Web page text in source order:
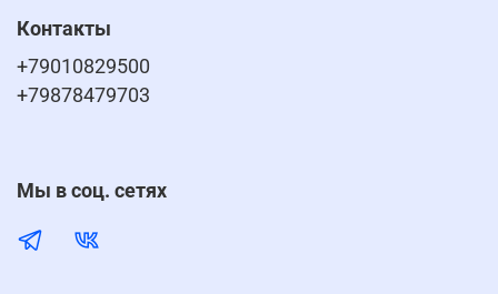
Контакты
+79010829500
+79878479703
Мы в соц. сетях